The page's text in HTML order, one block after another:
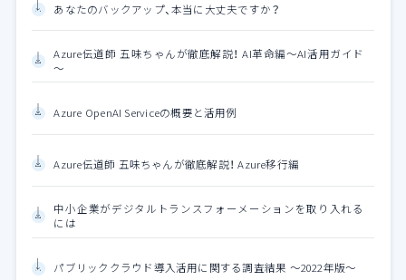
あなたのバックアップ、本当に大丈夫ですか？
Azure伝道師 五味ちゃんが徹底解説！ AI革命編～AI活用ガイド
～
Azure OpenAI Serviceの概要と活用例
Azure伝道師 五味ちゃんが徹底解説！ Azure移行編
中小企業がデジタルトランスフォーメーションを取り入れる
には
パブリッククラウド導入活用に関する調査結果 ～2022年版～